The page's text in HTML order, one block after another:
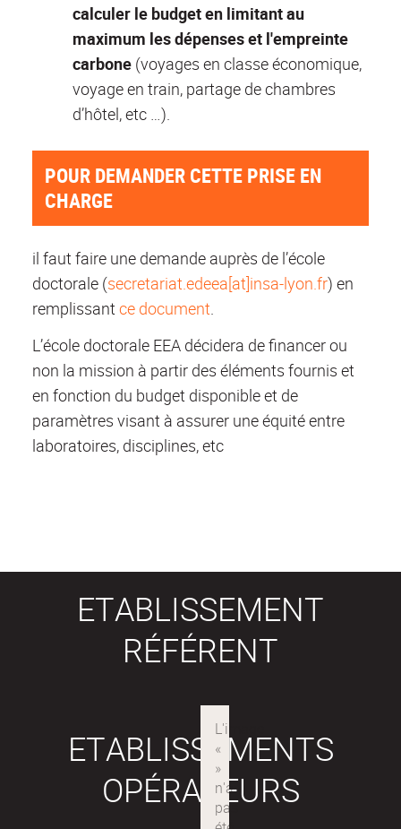
calculer le budget en limitant au
maximum les dépenses et l'empreinte
carbone (voyages en classe économique,
voyage en train, partage de chambres
d’hôtel, etc …).
POUR DEMANDER CETTE PRISE EN
CHARGE
il faut faire une demande auprès de l’école
doctorale (secretariat.edeea[at]insa-lyon.fr) en
remplissant ce document.
L’école doctorale EEA décidera de financer ou
non la mission à partir des éléments fournis et
en fonction du budget disponible et de
paramètres visant à assurer une équité entre
laboratoires, disciplines, etc
ETABLISSEMENT
RÉFÉRENT
ETABLISSEMENTS
OPÉRATEURS